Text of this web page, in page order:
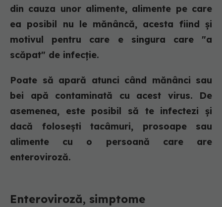
din cauza unor alimente, alimente pe care
ea posibil nu le mănâncă, acesta fiind și
motivul pentru care e singura care "a
scăpat" de infecție.
Poate să apară atunci când mănânci sau
bei apă contaminată cu acest virus. De
asemenea, este posibil să te infectezi și
dacă folosești tacâmuri, prosoape sau
alimente cu o persoană care are
enteroviroză.
Enteroviroză, simptome